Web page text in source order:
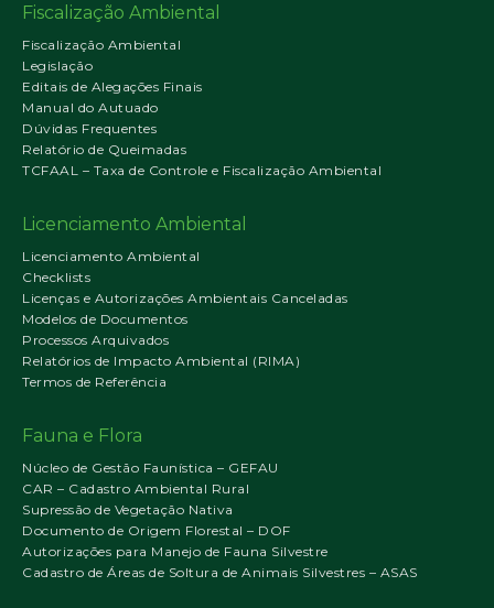
Fiscalização Ambiental
Fiscalização Ambiental
Legislação
Editais de Alegações Finais
Manual do Autuado
Dúvidas Frequentes
Relatório de Queimadas
TCFAAL – Taxa de Controle e Fiscalização Ambiental
Licenciamento Ambiental
Licenciamento Ambiental
Checklists
Licenças e Autorizações Ambientais Canceladas
Modelos de Documentos
Processos Arquivados
Relatórios de Impacto Ambiental (RIMA)
Termos de Referência
Fauna e Flora
Núcleo de Gestão Faunística – GEFAU
CAR – Cadastro Ambiental Rural
Supressão de Vegetação Nativa
Documento de Origem Florestal – DOF
Autorizações para Manejo de Fauna Silvestre
Cadastro de Áreas de Soltura de Animais Silvestres – ASAS